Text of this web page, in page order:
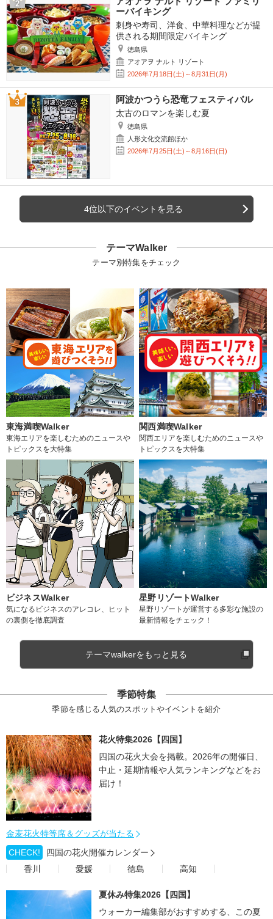
ーバイキング
刺身や寿司、洋食、中華料理などが提
供される期間限定バイキング
徳島県
アオアヲ ナルト リゾート
2026年7月18日(土)～8月31日(月)
阿波かつうら恐竜フェスティバル
太古のロマンを楽しむ夏
徳島県
人形文化交流館ほか
2026年7月25日(土)～8月16日(日)
4位以下のイベントを見る
テーマWalker
テーマ別特集をチェック
東海満喫Walker
東海エリアを楽しむためのニュースや
トピックスを大特集
関西満喫Walker
関西エリアを楽しむためのニュースや
トピックスを大特集
ビジネスWalker
気になるビジネスのアレコレ、ヒット
の裏側を徹底調査
星野リゾートWalker
星野リゾートが運営する多彩な施設の
最新情報をチェック！
テーマwalkerをもっと見る
季節特集
季節を感じる人気のスポットやイベントを紹介
花火特集2026【四国】
四国の花火大会を掲載。2026年の開催日、
中止・延期情報や人気ランキングなどをお
届け！
金麦花火特等席＆グッズが当たる
CHECK!
四国の花火開催カレンダー
香川
愛媛 徳島 高知
夏休み特集2026【四国】
ウォーカー編集部がおすすめする、この夏